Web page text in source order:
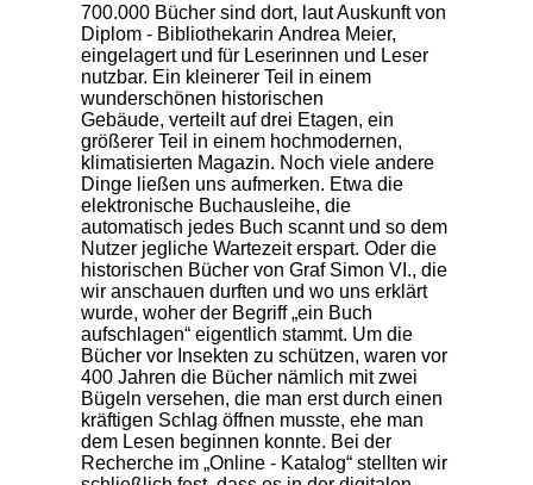
700.000 Bücher sind dort, laut Auskunft von
Diplom - Bibliothekarin Andrea Meier,
eingelagert und für Leserinnen und Leser
nutzbar. Ein kleinerer Teil in einem
wunderschönen historischen
Gebäude, verteilt auf drei Etagen, ein
größerer Teil in einem hochmodernen,
klimatisierten Magazin. Noch viele andere
Dinge ließen uns aufmerken. Etwa die
elektronische Buchausleihe, die
automatisch jedes Buch scannt und so dem
Nutzer jegliche Wartezeit erspart. Oder die
historischen Bücher von Graf Simon VI., die
wir anschauen durften und wo uns erklärt
wurde, woher der Begriff „ein Buch
aufschlagen“ eigentlich stammt. Um die
Bücher vor Insekten zu schützen, waren vor
400 Jahren die Bücher nämlich mit zwei
Bügeln versehen, die man erst durch einen
kräftigen Schlag öffnen musste, ehe man
dem Lesen beginnen konnte. Bei der
Recherche im „Online - Katalog“ stellten wir